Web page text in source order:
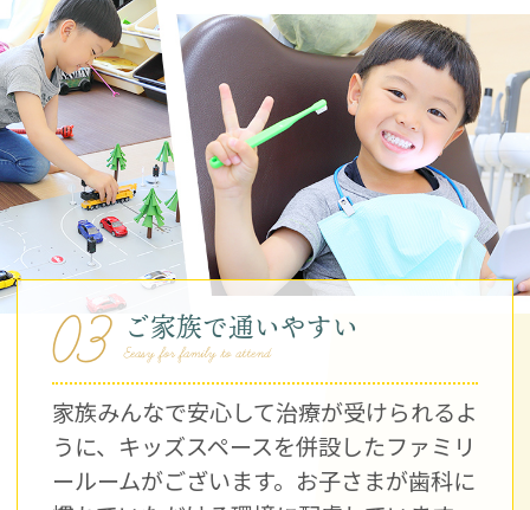
03 ご家族で通いやすい
Eeasy for family to attend
家族みんなで安心して治療が受けられるよ
うに、キッズスペースを併設したファミリ
ールームがございます。お子さまが歯科に